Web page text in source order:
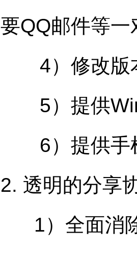
要QQ邮件等
4）修改版本
5）提供
6）提供手机
2. 透明的分享
1）全面消除